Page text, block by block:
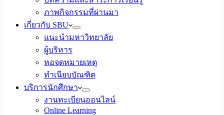
ภาพกิจกรรมที่ผ่านมา
เกี่ยวกับ SBU
แนะนำมหาวิทยาลัย
ผู้บริหาร
หอจดหมายเหตุ
ทำเนียบบัณฑิต
บริการนักศึกษา
งานทะเบียนออนไลน์
Online Learning